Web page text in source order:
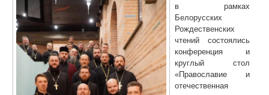
в рамках
Белорусских
Рождественских
чтений состоялись
конференция и
круглый стол
«Православие и
отечественная